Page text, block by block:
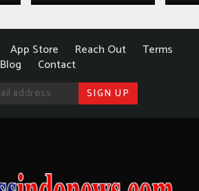
App Store Reach Out
Terms
Blog
Contact